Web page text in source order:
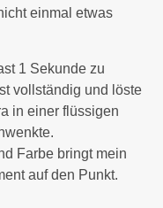
einmal etwas
1 Sekunde zu
vollständig und löste
in einer flüssigen
Farbe bringt mein
auf den Punkt.